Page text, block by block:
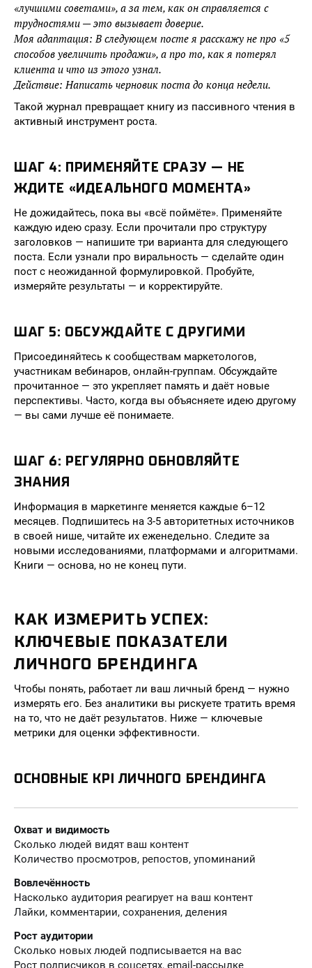
«лучшими советами», а за тем, как он справляется с
трудностями — это вызывает доверие.
Моя адаптация: В следующем посте я расскажу не про «5
способов увеличить продажи», а про то, как я потерял
клиента и что из этого узнал.
Действие: Написать черновик поста до конца недели.
Такой журнал превращает книгу из пассивного чтения в
активный инструмент роста.
ШАГ 4: ПРИМЕНЯЙТЕ СРАЗУ — НЕ
ЖДИТЕ «ИДЕАЛЬНОГО МОМЕНТА»
Не дожидайтесь, пока вы «всё поймёте». Применяйте
каждую идею сразу. Если прочитали про структуру
заголовков — напишите три варианта для следующего
поста. Если узнали про виральность — сделайте один
пост с неожиданной формулировкой. Пробуйте,
измеряйте результаты — и корректируйте.
ШАГ 5: ОБСУЖДАЙТЕ С ДРУГИМИ
Присоединяйтесь к сообществам маркетологов,
участникам вебинаров, онлайн-группам. Обсуждайте
прочитанное — это укрепляет память и даёт новые
перспективы. Часто, когда вы объясняете идею другому
— вы сами лучше её понимаете.
ШАГ 6: РЕГУЛЯРНО ОБНОВЛЯЙТЕ
ЗНАНИЯ
Информация в маркетинге меняется каждые 6–12
месяцев. Подпишитесь на 3-5 авторитетных источников
в своей нише, читайте их еженедельно. Следите за
новыми исследованиями, платформами и алгоритмами.
Книги — основа, но не конец пути.
КАК ИЗМЕРИТЬ УСПЕХ:
КЛЮЧЕВЫЕ ПОКАЗАТЕЛИ
ЛИЧНОГО БРЕНДИНГА
Чтобы понять, работает ли ваш личный бренд — нужно
измерять его. Без аналитики вы рискуете тратить время
на то, что не даёт результатов. Ниже — ключевые
метрики для оценки эффективности.
ОСНОВНЫЕ KPI ЛИЧНОГО БРЕНДИНГА
Охват и видимость
Сколько людей видят ваш контент
Количество просмотров, репостов, упоминаний
Вовлечённость
Насколько аудитория реагирует на ваш контент
Лайки, комментарии, сохранения, деления
Рост аудитории
Сколько новых людей подписывается на вас
Рост подписчиков в соцсетях, email-рассылке